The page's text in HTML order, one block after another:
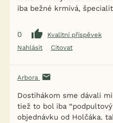
iba bežné krmivá,
0
Kvalitní příspěvek
Nahlásit
Citovat
Arbora
Dostihákom sme dávali
tiež to bol iba
objednávku od Holčáka.